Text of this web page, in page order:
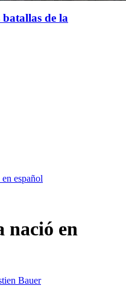
de la
español
nació en
Bauer